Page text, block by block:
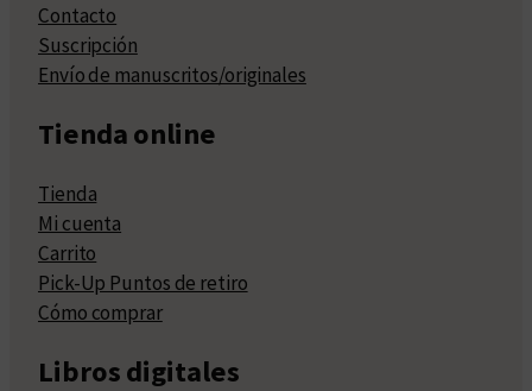
Contacto
Suscripción
Envío de manuscritos/originales
Tienda online
Tienda
Mi cuenta
Carrito
Pick-Up Puntos de retiro
Cómo comprar
Libros digitales